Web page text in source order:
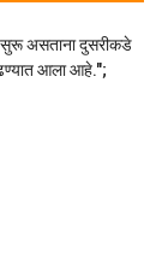
सुरू असताना दुसरीकडे
आला आहे.";